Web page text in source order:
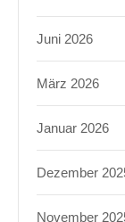
Juni 2026
März 2026
Januar 2026
Dezember
November